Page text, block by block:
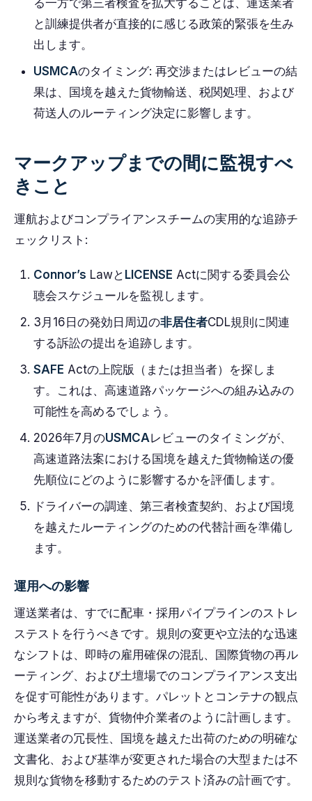
る一方で第三者検査を拡大することは、運送業者
と訓練提供者が直接的に感じる政策的緊張を生み
出します。
USMCAのタイミング: 再交渉またはレビューの結
果は、国境を越えた貨物輸送、税関処理、および
荷送人のルーティング決定に影響します。
マークアップまでの間に監視すべ
きこと
運航およびコンプライアンスチームの実用的な追跡チ
ェックリスト:
Connor’s Lawと LICENSE Actに関する委員会公
聴会スケジュールを監視します。
3月16日の発効日周辺の非居住者CDL規則に関連
する訴訟の提出を追跡します。
SAFE Actの上院版（または担当者）を探しま
す。これは、高速道路パッケージへの組み込みの
可能性を高めるでしょう。
2026年7月のUSMCAレビューのタイミングが、
高速道路法案における国境を越えた貨物輸送の優
先順位にどのように影響するかを評価します。
ドライバーの調達、第三者検査契約、および国境
を越えたルーティングのための代替計画を準備し
ます。
運用への影響
運送業者は、すでに配車・採用パイプラインのストレ
ステストを行うべきです。規則の変更や立法的な迅速
なシフトは、即時の雇用確保の混乱、国際貨物の再ル
ーティング、および土壇場でのコンプライアンス支出
を促す可能性があります。パレットとコンテナの観点
から考えますが、貨物仲介業者のように計画します。
運送業者の冗長性、国境を越えた出荷のための明確な
文書化、および基準が変更された場合の大型または不
規則な貨物を移動するためのテスト済みの計画です。